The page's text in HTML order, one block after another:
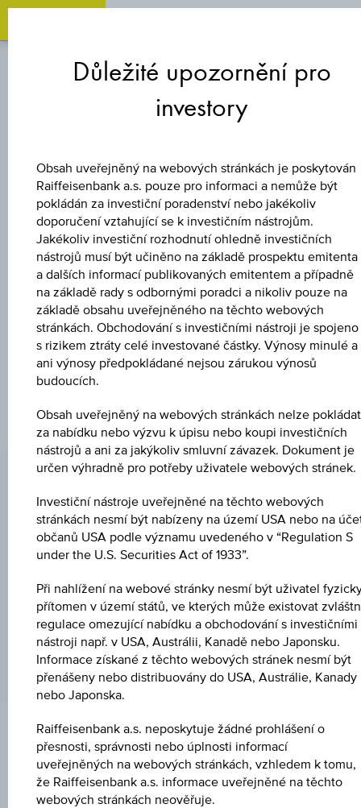
BONUSOVÝ CERTIFIKÁT
3 % EUROPA/USA
2
Uveřejněné produktové informace jsou určeny čistě pro
investory, kteří již mají produkt ve svém portfoliu. Tyto údaje
neslouží jako doporučení ani jako nabídka k nákupu těchto
cenných papírů.
EMISNÍ CENA
100,00 %
CENA PŘI SPLATNOSTI
100,00 %
DATUM EMISE
02.10.2020
DEN SPLATNOSTI
02.10.2025
Klíčové údaje
Název
Důležité upozornění pro
investory
Obsah uveřejněný na webových stránkách je poskytován
Raiffeisenbank a.s. pouze pro informaci a nemůže být
pokládán za investiční poradenství nebo jakékoliv
doporučení vztahující se k investičním nástrojům.
Jakékoliv investiční rozhodnutí ohledně investičních
nástrojů musí být učiněno na základě prospektu emitenta
a dalších informací publikovaných emitentem a případně
na základě rady s odbornými poradci a nikoliv pouze na
základě obsahu uveřejněného na těchto webových
stránkách. Obchodování s investičními nástroji je spojeno
s rizikem ztráty celé investované částky. Výnosy minulé a
ani výnosy předpokládané nejsou zárukou výnosů
budoucích.
Obsah uveřejněný na webových stránkách nelze pokládat
za nabídku nebo výzvu k úpisu nebo koupi investičních
nástrojů a ani za jakýkoliv smluvní závazek. Dokument je
určen výhradně pro potřeby uživatele webových stránek.
Investiční nástroje uveřejněné na těchto webových
stránkách nesmí být nabízeny na území USA nebo na
občanů USA podle významu uvedeného v “Regulation S
under the U.S. Securities Act of 1933”.
Při nahlížení na webové stránky nesmí být uživatel
přítomen v území států, ve kterých může existovat
regulace omezující nabídku a obchodování s investičními
nástroji např. v USA, Austrálii, Kanadě nebo Japonsku.
Informace získané z těchto webových stránek nesmí být
přenášeny nebo distribuovány do USA, Austrálie, Kanady
nebo Japonska.
Raiffeisenbank a.s. neposkytuje žádné prohlášení o
přesnosti, správnosti nebo úplnosti informací
uveřejněných na webových stránkách, vzhledem k tomu,
že Raiffeisenbank a.s. informace uveřejněné na těchto
webových stránkách neověřuje.